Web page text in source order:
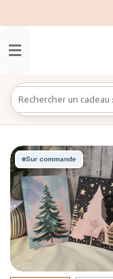
au
contenu
principal
Sur commande